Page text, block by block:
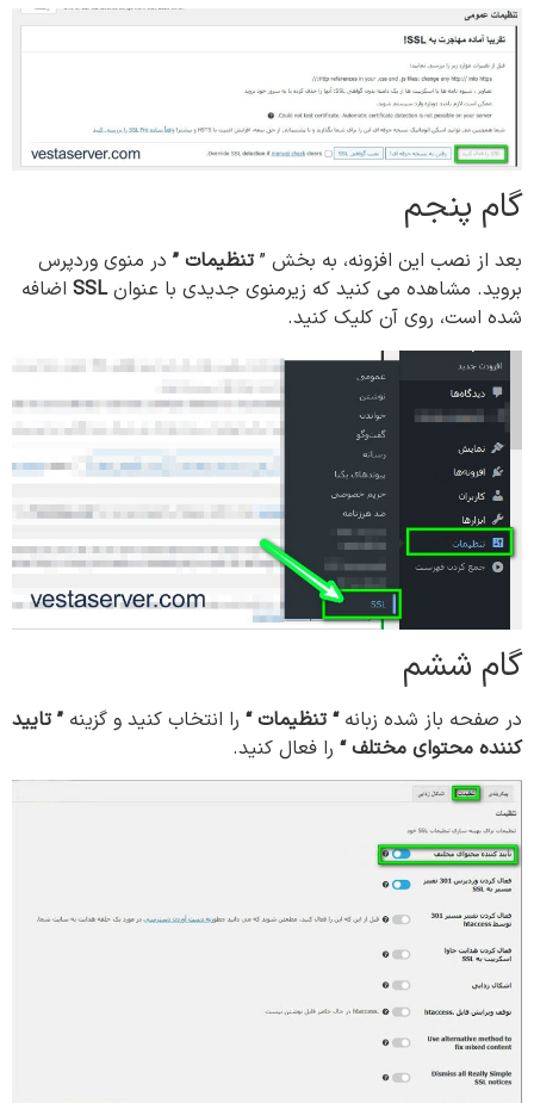
گام پنجم
بعد از نصب این افزونه، به بخش ”تنظیمات ” در منوی وردپرس
بروید. مشاهده می کنید که زیرمنوی جدیدی با عنوانSSL اضافه
شده است، روی آن کلیک کنید.
گام ششم
در صفحه باز شده زبانه“ تنظیمات“ را انتخاب کنید و گزینه ” تایید
کننده محتوای مختلف“ را فعال کنید.